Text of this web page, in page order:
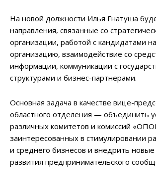
На новой должности Илья Гнатуша
направления, связанные со
организации, работой с кандидатами
организацию, взаимодействие со
информации, коммуникации с
структурами и бизнес-партнерами.
Основная задача в качестве вице-
областного отделения — объединить
различных комитетов и комиссий
заинтересованных в стимулировании
и среднего бизнесов и внедрить
развития предпринимательского